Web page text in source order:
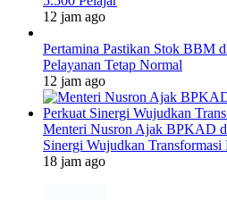
12 jam ago
Pertamina Pastikan Stok BBM
Pelayanan Tetap Normal
12 jam ago
Menteri Nusron Ajak BPKAD
Sinergi Wujudkan Transformasi
18 jam ago